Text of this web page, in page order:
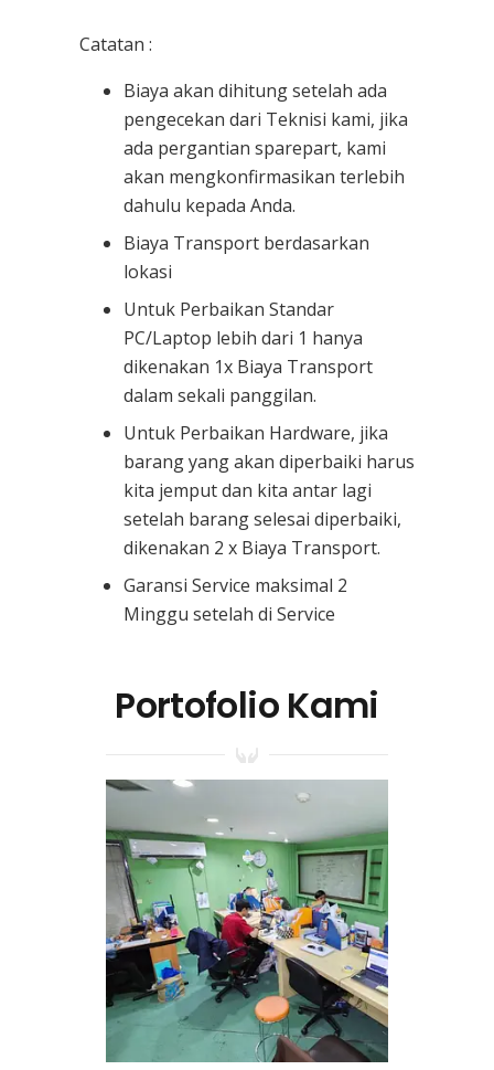
Catatan :
Biaya akan dihitung setelah ada
pengecekan dari Teknisi kami, jika
ada pergantian sparepart, kami
akan mengkonfirmasikan terlebih
dahulu kepada Anda.
Biaya Transport berdasarkan
lokasi
Untuk Perbaikan Standar
PC/Laptop lebih dari 1 hanya
dikenakan 1x Biaya Transport
dalam sekali panggilan.
Untuk Perbaikan Hardware, jika
barang yang akan diperbaiki harus
kita jemput dan kita antar lagi
setelah barang selesai diperbaiki,
dikenakan 2 x Biaya Transport.
Garansi Service maksimal 2
Minggu setelah di Service
Portofolio Kami